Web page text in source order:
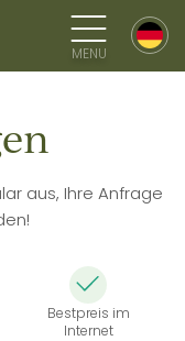
MENU
aus, Ihre Anfrage
Bestpreis im
Internet